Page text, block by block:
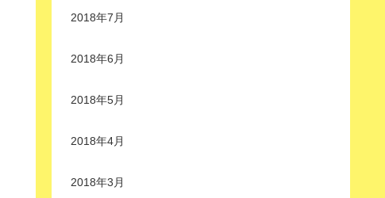
2018年7月
2018年6月
2018年5月
2018年4月
2018年3月